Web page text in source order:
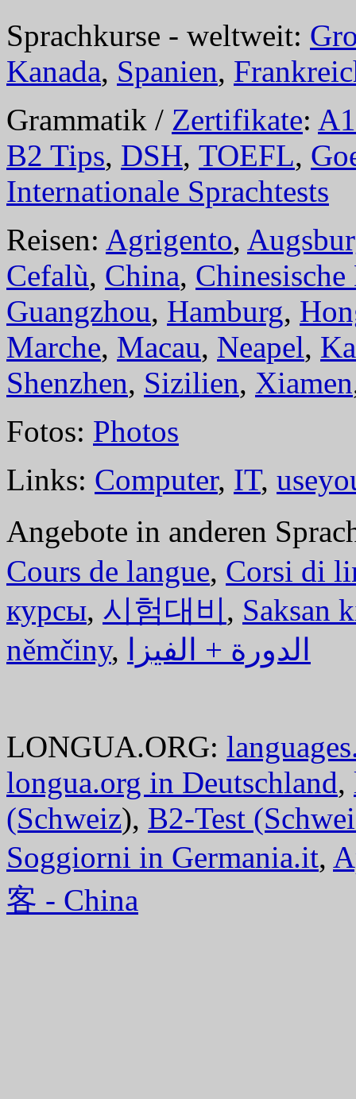
Sprachkurse - weltweit:
Kanada, Spanien,
Grammatik / Zertifikate: A1
B2 Tips, DSH, TOEFL,
Internationale Sprachtests
Reisen: Agrigento,
Cefalù, China, Chinesische
Guangzhou, Hamburg,
Marche, Macau, Neapel,
Shenzhen, Sizilien, Xiamen
Fotos: Photos
Links: Computer, IT,
Angebote in anderen
Cours de langue, Corsi di
курсы, 시험대비, Saksan
němčiny, الدورة + الفيزا
LONGUA.ORG:
longua.org in Deutschland,
(Schweiz), B2-Test
Soggiorni in Germania.it,
客 - China